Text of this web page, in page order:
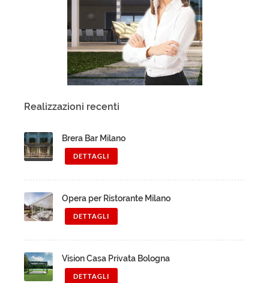
Realizzazioni recenti
Brera Bar Milano
DETTAGLI
Opera per Ristorante Milano
DETTAGLI
Vision Casa Privata Bologna
DETTAGLI